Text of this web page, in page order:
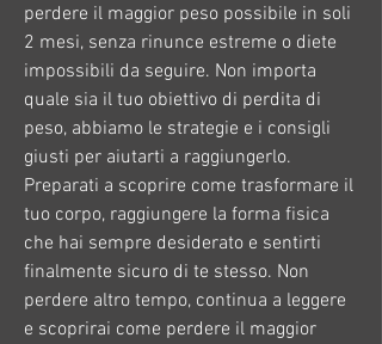
perdere il maggior peso possibile in soli
2 mesi, senza rinunce estreme o diete
impossibili da seguire. Non importa
quale sia il tuo obiettivo di perdita di
peso, abbiamo le strategie e i consigli
giusti per aiutarti a raggiungerlo.
Preparati a scoprire come trasformare il
tuo corpo, raggiungere la forma fisica
che hai sempre desiderato e sentirti
finalmente sicuro di te stesso. Non
perdere altro tempo, continua a leggere
e scoprirai come perdere il maggior